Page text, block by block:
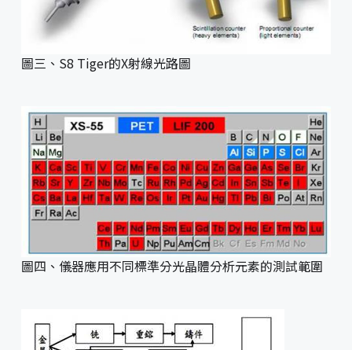
圖三、S8 Tiger的X射線光路圖
圖四、儀器應用不同標準分光晶體分析元素的測試範圍